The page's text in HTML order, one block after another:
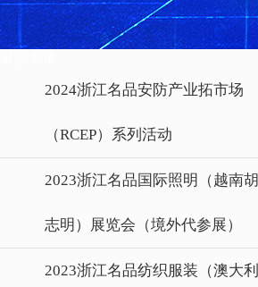
2024浙江名品安防产业拓市场
（RCEP）系列活动
2023浙江名品国际照明（越南胡
志明）展览会（境外代参展）
2023浙江名品纺织服装（澳大利